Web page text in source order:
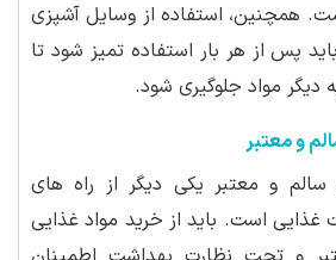
همچنین، استفاده از وسایل آشپزی
پس از هر بار استفاده تمیز شود تا
دیگر مواد جلوگیری شود.
و معتبر
سالم و معتبر یکی دیگر از راه های
است. باید از خرید مواد غذایی